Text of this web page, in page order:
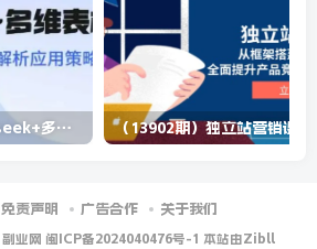
（14280期）Deepseek+多维表格，银行营销新利器，深度解析应用策略，提升营销效果
免责声明 广告合作 关于我们
副业网 闽ICP备2024040476号-1 本站由Zibll